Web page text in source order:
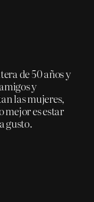
de 50 años y
y
las mujeres,
mejor es estar
gusto.